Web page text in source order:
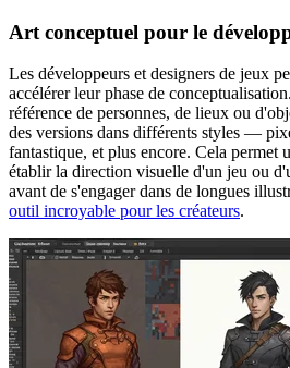
Art conceptuel pour le
Les développeurs et designers de jeux
accélérer leur phase de
référence de personnes, de lieux ou
des versions dans différents styles —
fantastique, et plus encore. Cela permet
établir la direction visuelle d'un jeu ou
avant de s'engager dans de longues
outil incroyable pour les créateurs.